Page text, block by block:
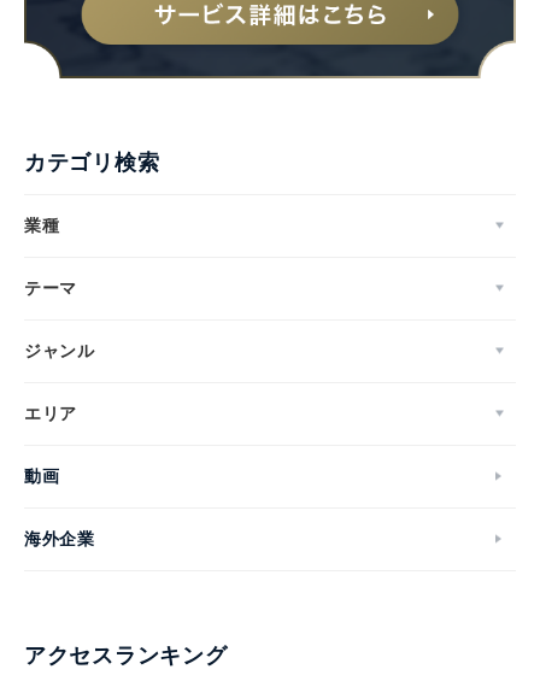
カテゴリ検索
業種
テーマ
ジャンル
エリア
動画
海外企業
アクセスランキング